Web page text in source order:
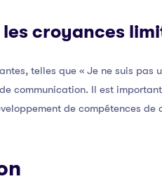
croyances
telles que « Je ne suis pas
communication. Il est
de compétences